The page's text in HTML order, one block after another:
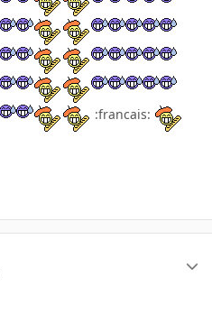
:francais: